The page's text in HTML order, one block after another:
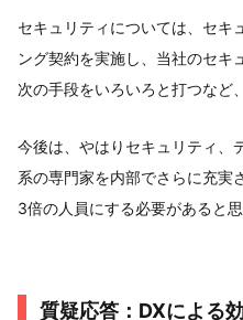
セキュリティについては、セキ
ング契約を実施し、当社のセキ
次の手段をいろいろと打つなど
今後は、やはりセキュリティ、
系の専門家を内部でさらに充実
3倍の人員にする必要があると思
質疑応答：DXによる